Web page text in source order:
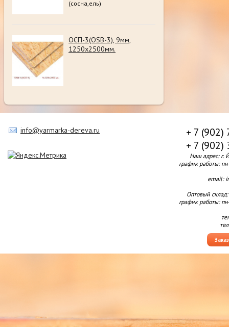
(сосна,ель)
ОСП-3(OSB-3), 9мм,
1250х2500мм.
info@yarmarka-dereva.ru
+ 7
+ 7
Наш адрес: г.
график работы:
email:
Оптовый
график работы: